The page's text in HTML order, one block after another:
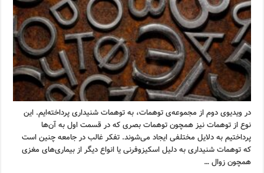
در ویدیوی دوم از مجموعه‌ی توهمات، به توهمات شنیداری پرداخته‌ایم. این
نوع از توهمات نیز همچون توهمات بصری که در قسمت اول به آن‌ها
پرداختیم به دلایل مختلفی ایجاد می‌شوند. تفکر غالب در جامعه چنین است
که توهمات شنیداری به دلیل اسکیزوفرنی یا انواع دیگر از بیماری‌های مغزی
همچون زوال …